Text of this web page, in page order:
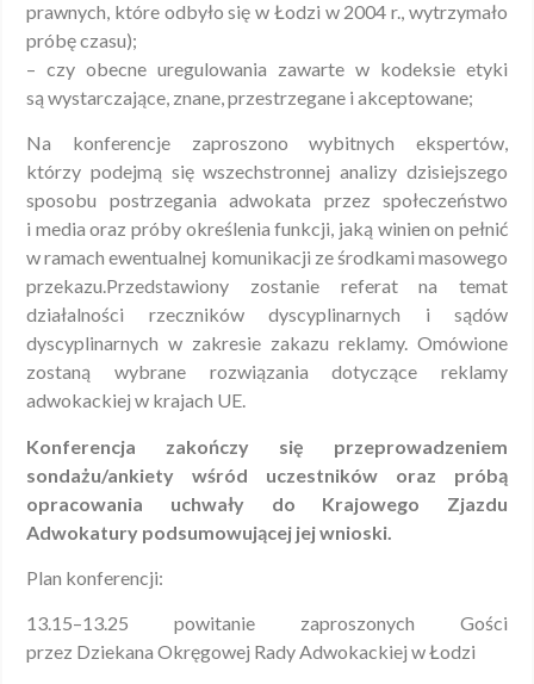
prawnych, które odbyło się w Łodzi w 2004 r., wytrzymało
próbę czasu);
– czy obecne uregulowania zawarte w kodeksie etyki
są wystarczające, znane, przestrzegane i akceptowane;
Na konferencje zaproszono wybitnych ekspertów,
którzy podejmą się wszechstronnej analizy dzisiejszego
sposobu postrzegania adwokata przez społeczeństwo
i media oraz próby określenia funkcji, jaką winien on pełnić
w ramach ewentualnej komunikacji ze środkami masowego
przekazu.Przedstawiony zostanie referat na temat
działalności rzeczników dyscyplinarnych i sądów
dyscyplinarnych w zakresie zakazu reklamy. Omówione
zostaną wybrane rozwiązania dotyczące reklamy
adwokackiej w krajach UE.
Konferencja zakończy się przeprowadzeniem
sondażu/ankiety wśród uczestników oraz próbą
opracowania uchwały do Krajowego Zjazdu
Adwokatury podsumowującej jej wnioski.
Plan konferencji:
13.15–13.25 powitanie zaproszonych Gości
przez Dziekana Okręgowej Rady Adwokackiej w Łodzi